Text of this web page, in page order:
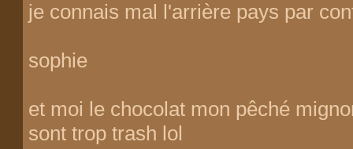
je connais mal l'arrière pays par
sophie
et moi le chocolat mon pêché
sont trop trash lol